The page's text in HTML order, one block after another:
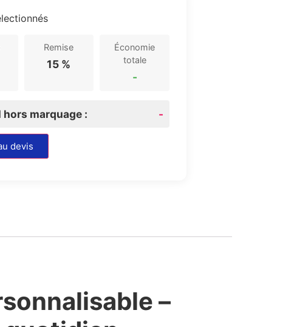
Remise
15 %
Économie
totale
-
marquage : -
devis
–